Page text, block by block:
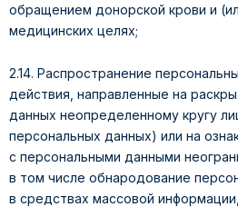
обращением донорской крови и
медицинских целях;
2.14. Распространение
действия, направленные на
данных неопределенному кругу
персональных данных) или на
с персональными данными
в том числе обнародование
в средствах массовой